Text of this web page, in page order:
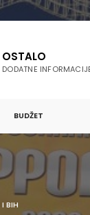
OSTALO
DODATNE
BUDŽET
BIH